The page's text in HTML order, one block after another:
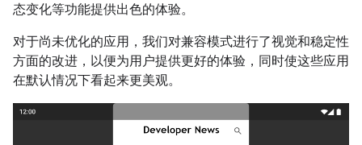
态变化等功能提供出色的体验。
对于尚未优化的应用，我们对兼容模式进行了视觉和稳定性
方面的改进，以便为用户提供更好的体验，同时使这些应用
在默认情况下看起来更美观。